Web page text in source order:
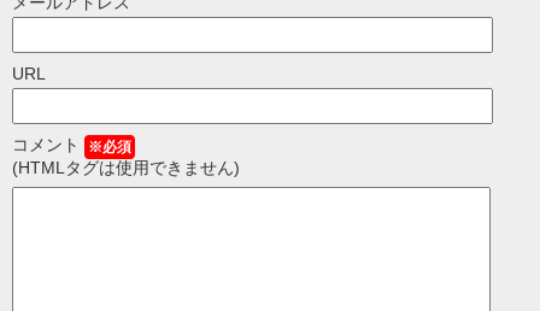
URL
コメント ※必須
(HTMLタグは使用できません)